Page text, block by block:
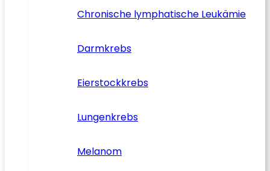
Chronische lymphatische Leukämie
Darmkrebs
Eierstockkrebs
Lungenkrebs
Melanom